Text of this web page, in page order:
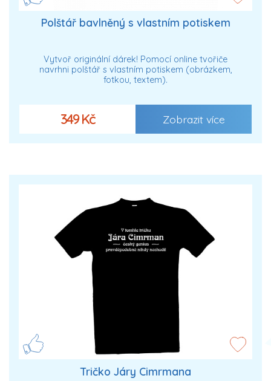
Polštář bavlněný s vlastním potiskem
Vytvoř originální dárek! Pomocí online tvořiče
navrhni polštář s vlastním potiskem (obrázkem,
fotkou, textem).
349 Kč Zobrazit více
Tričko Járy Cimrmana